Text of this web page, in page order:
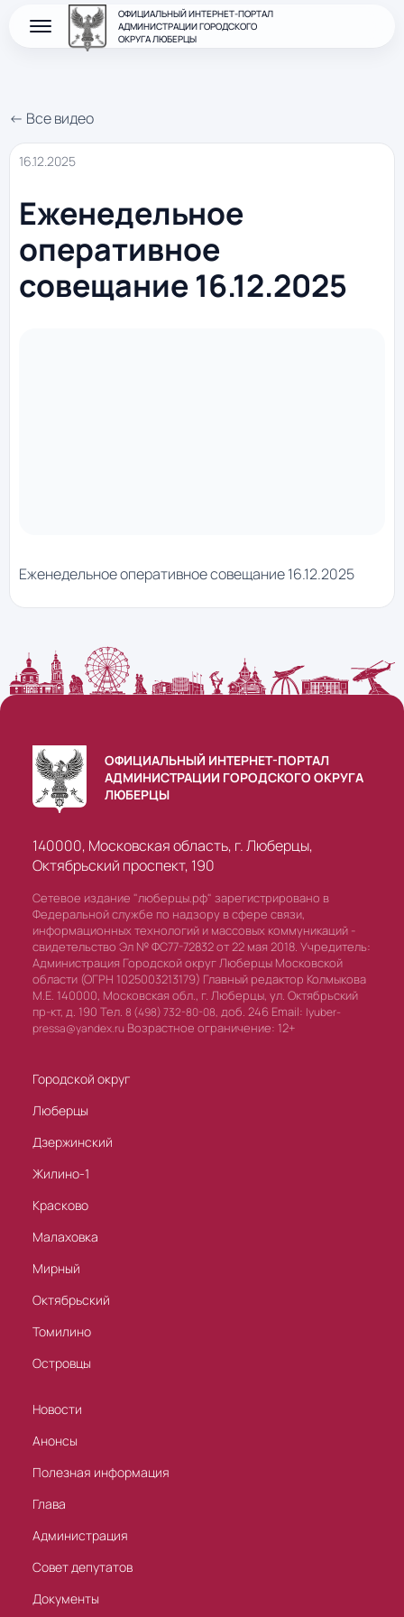
ОФИЦИАЛЬНЫЙ ИНТЕРНЕТ-ПОРТАЛ
АДМИНИСТРАЦИИ ГОРОДСКОГО
ОКРУГА ЛЮБЕРЦЫ
← Все видео
16.12.2025
Еженедельное
оперативное
совещание 16.12.2025
Еженедельное оперативное совещание 16.12.2025
ОФИЦИАЛЬНЫЙ ИНТЕРНЕТ-ПОРТАЛ
АДМИНИСТРАЦИИ ГОРОДСКОГО ОКРУГА
ЛЮБЕРЦЫ
140000, Московская область, г. Люберцы,
Октябрьский проспект, 190
Сетевое издание "люберцы.рф" зарегистрировано в
Федеральной службе по надзору в сфере связи,
информационных технологий и массовых коммуникаций -
свидетельство Эл № ФС77-72832 от 22 мая 2018. Учредитель:
Администрация Городской округ Люберцы Московской
области (ОГРН 1025003213179) Главный редактор Колмыкова
М.Е. 140000, Московская обл., г. Люберцы, ул. Октябрьский
пр-кт, д. 190 Тел. 8 (498) 732-80-08, доб. 246 Email: lyuber-
pressa@yandex.ru Возрастное ограничение: 12+
Городской округ
Люберцы
Дзержинский
Жилино-1
Красково
Малаховка
Мирный
Октябрьский
Томилино
Островцы
Новости
Анонсы
Полезная информация
Глава
Администрация
Совет депутатов
Документы